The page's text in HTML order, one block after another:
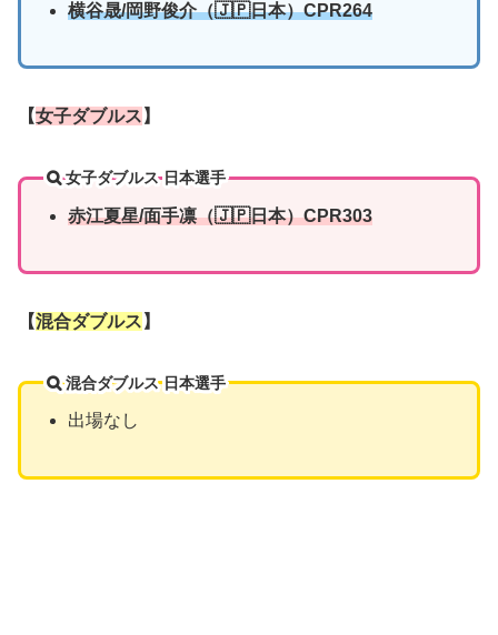
横谷晟/岡野俊介（🇯🇵日本）CPR264
【女子ダブルス 】
女子ダブルス 日本選手
赤江夏星/面手凛（🇯🇵日本）CPR303
【混合ダブルス 】
混合ダブルス 日本選手
出場なし